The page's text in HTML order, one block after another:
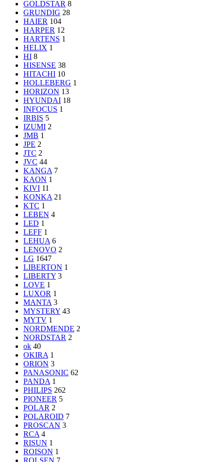
GOLDSTAR 8
GRUNDIG 28
HAIER 104
HARPER 12
HARTENS 1
HELIX 1
HI 8
HISENSE 38
HITACHI 10
HOLLEBERG 1
HORIZON 13
HYUNDAI 18
INFOCUS 1
IRBIS 5
IZUMI 2
JMB 1
JPE 2
JTC 2
JVC 44
KANGA 7
KAON 1
KIVI 11
KONKA 21
KTC 1
LEBEN 4
LED 1
LEFF 1
LEHUA 6
LENOVO 2
LG 1647
LIBERTON 1
LIBERTY 3
LOVE 1
LUXOR 1
MANTA 3
MYSTERY 43
MYTV 1
NORDMENDE 2
NORDSTAR 2
ok 40
OKIRA 1
ORION 3
PANASONIC 62
PANDA 1
PHILIPS 262
PIONEER 5
POLAR 2
POLAROID 7
PROSCAN 3
RCA 4
RISUN 1
ROISON 1